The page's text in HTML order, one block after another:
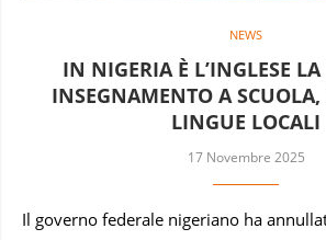
NEWS
IN NIGERIA È L’INGLESE
INSEGNAMENTO A
LINGUE LOCALI
17 Novembre 2025
Il governo federale nigeriano ha